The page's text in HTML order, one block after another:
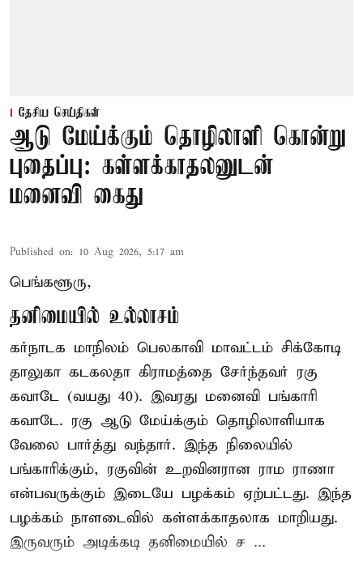
தேசிய செய்திகள்
ஆடு மேய்க்கும் தொழிலாளி கொன்று
புதைப்பு: கள்ளக்காதலனுடன்
மனைவி கைது
Published on: 10 Aug 2026, 5:17 am
பெங்களூரு,
தனிமையில் உல்லாசம்
கர்நாடக மாநிலம் பெலகாவி மாவட்டம் சிக்கோடி
தாலுகா கடகலதா கிராமத்தை சேர்ந்தவர் ரகு
கவாடே (வயது 40). இவரது மனைவி பங்காரி
கவாடே. ரகு ஆடு மேய்க்கும் தொழிலாளியாக
வேலை பார்த்து வந்தார். இந்த நிலையில்
பங்காரிக்கும், ரகுவின் உறவினரான ராம ராணா
என்பவருக்கும் இடையே பழக்கம் ஏற்பட்டது. இந்த
பழக்கம் நாளடைவில் கள்ளக்காதலாக மாறியது.
இருவரும் அடிக்கடி தனிமையில் ச ...